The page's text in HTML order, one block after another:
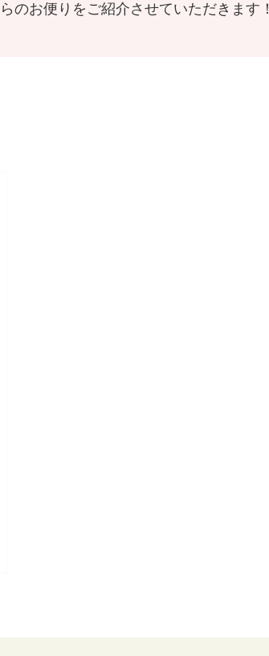
のお便りをご紹介させていただきます！